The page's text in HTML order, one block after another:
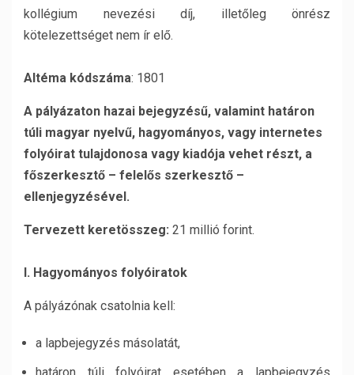
kollégium nevezési díj, illetőleg önrész
kötelezettséget nem ír elő.
Altéma kódszáma: 1801
A pályázaton hazai bejegyzésű, valamint határon
túli magyar nyelvű, hagyományos, vagy internetes
folyóirat tulajdonosa vagy kiadója vehet részt, a
főszerkesztő – felelős szerkesztő –
ellenjegyzésével.
Tervezett keretösszeg: 21 millió forint.
I. Hagyományos folyóiratok
A pályázónak csatolnia kell:
a lapbejegyzés másolatát,